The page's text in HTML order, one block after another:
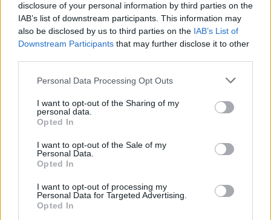
disclosure of your personal information by third parties on the
IAB’s list of downstream participants. This information may
also be disclosed by us to third parties on the IAB’s List of
Downstream Participants that may further disclose it to other
Please note that this website/app uses one or more Google
not limited to your visit or usage behaviour. You may click to
grant or deny consent to Google and its third-party tags to
use your data for below specified purposes in below Google
consent section.
Personal Data Processing Opt Outs
I want to opt-out of the Sharing of my
personal data.
Opted In
I want to opt-out of the Sale of my
Personal Data.
Opted In
I want to opt-out of processing my
Personal Data for Targeted Advertising.
Opted In
Vuoi rimuovere le pubblicità nazionali?
Puoi abbonarti asoli € 1,10 al mese
cliccandoqui
Sei già abbonato?
Puoi effettuare l'accesso andando nella
sezione
dal menù del sito o
cliccandoqui
TEMI: Marijuana Nuoro Piantagione Marijuana